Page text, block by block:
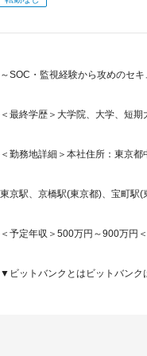
～SOC・監視経験から攻めのセ
＜最終学歴＞大学院、大学、短
＜勤務地詳細＞本社住所：東京
東京駅、京橋駅(東京都)、宝町駅(
＜予定年収＞500万円～900万円
▼ビットバンクとはビットバンク